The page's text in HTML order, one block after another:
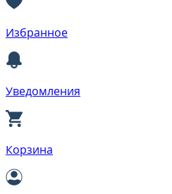
Избранное
Уведомления
Корзина